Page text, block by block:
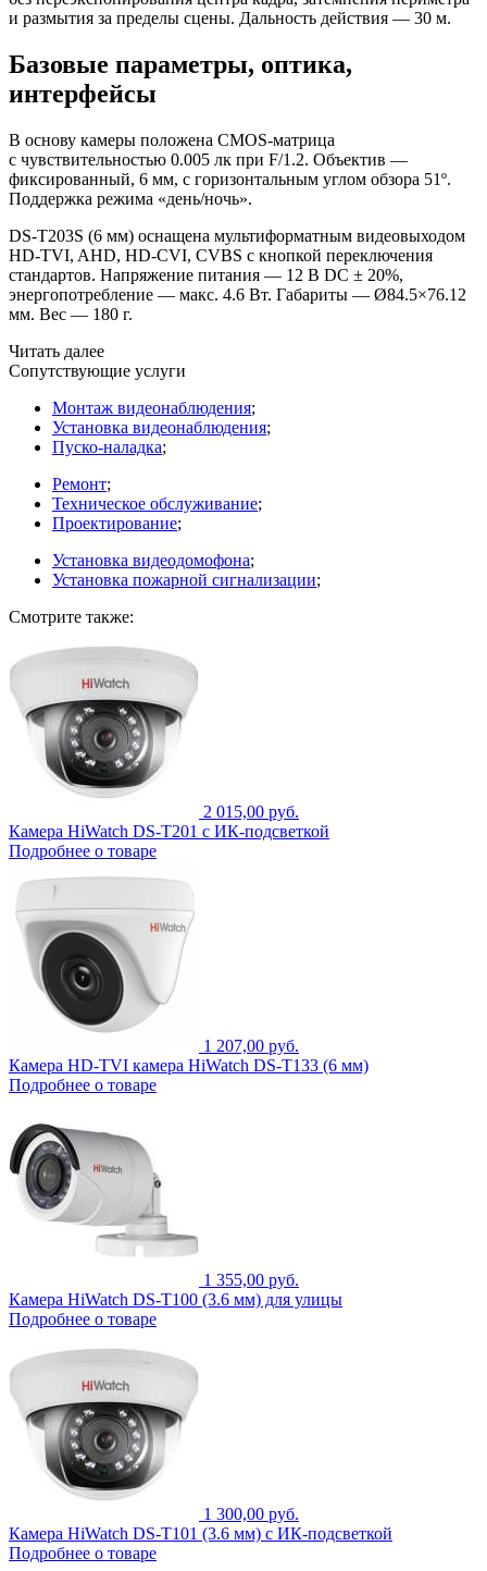
и размытия за пределы сцены. Дальность действия — 30 м.
Базовые параметры, оптика,
интерфейсы
В основу камеры положена CMOS-матрица
с чувствительностью 0.005 лк при F/1.2. Объектив —
фиксированный, 6 мм, с горизонтальным углом обзора 51º.
Поддержка режима «день/ночь».
DS-T203S (6 мм) оснащена мультиформатным видеовыходом
HD-TVI, AHD, HD-CVI, CVBS с кнопкой переключения
стандартов. Напряжение питания — 12 В DC ± 20%,
энергопотребление — макс. 4.6 Вт. Габариты — Ø84.5×76.12
мм. Вес — 180 г.
Читать далее
Сопутствующие услуги
Монтаж видеонаблюдения;
Установка видеонаблюдения;
Пуско-наладка;
Ремонт;
Техническое обслуживание;
Проектирование;
Установка видеодомофона;
Установка пожарной сигнализации;
Смотрите также:
2 015,00 руб.
Камера HiWatch DS-T201 с ИК-подсветкой
Подробнее о товаре
1 207,00 руб.
Камера HD-TVI камера HiWatch DS-T133 (6 мм)
Подробнее о товаре
1 355,00 руб.
Камера HiWatch DS-T100 (3.6 мм) для улицы
Подробнее о товаре
1 300,00 руб.
Камера HiWatch DS-T101 (3.6 мм) с ИК-подсветкой
Подробнее о товаре